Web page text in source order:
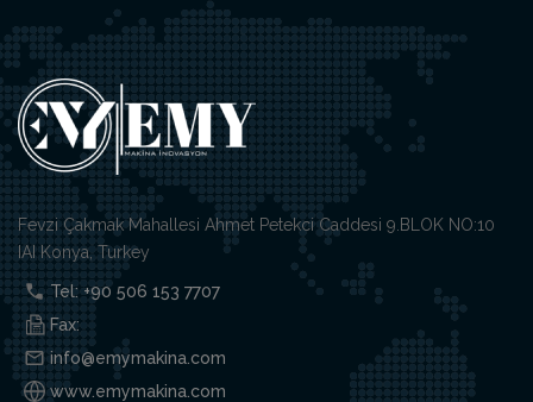
Fevzi Çakmak Mahallesi Ahmet Petekci Caddesi 9.BLOK NO:10
IAI Konya, Turkey
Tel: +90 506 153 7707
Fax:
info@emymakina.com
www.emymakina.com